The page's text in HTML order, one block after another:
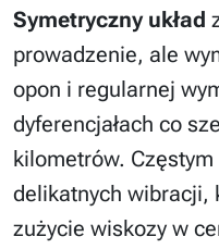
Symetryczny układ
prowadzenie, ale
opon i regularnej
dyferencjałach co
kilometrów.
delikatnych wibracji,
zużycie wiskozy w